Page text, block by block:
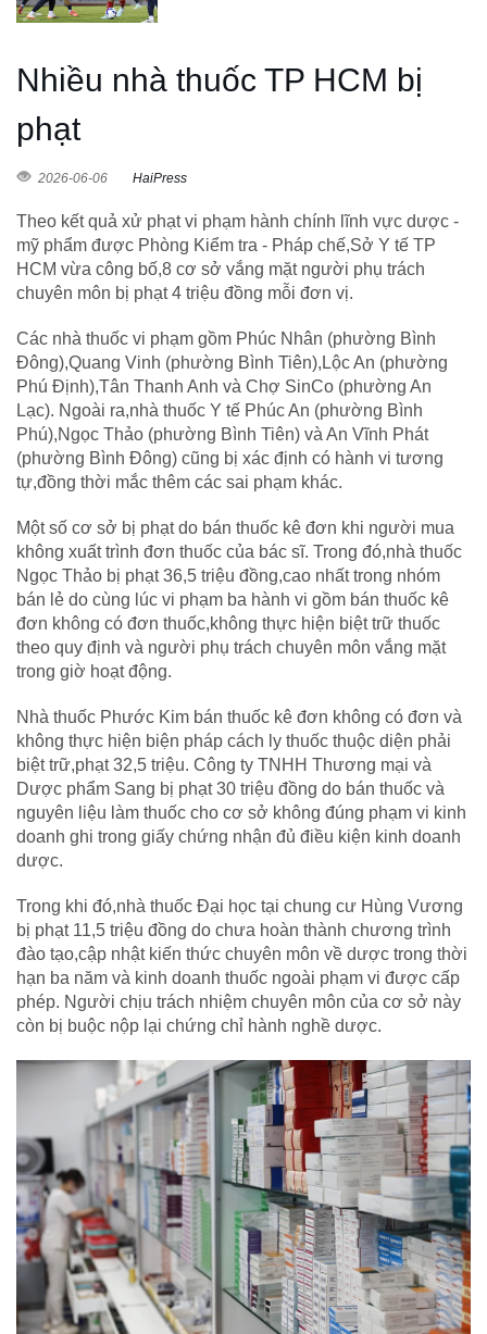
Nhiều nhà thuốc TP HCM bị
phạt
2026-06-06 HaiPress
Theo kết quả xử phạt vi phạm hành chính lĩnh vực dược -
mỹ phẩm được Phòng Kiểm tra - Pháp chế,Sở Y tế TP
HCM vừa công bố,8 cơ sở vắng mặt người phụ trách
chuyên môn bị phạt 4 triệu đồng mỗi đơn vị.
Các nhà thuốc vi phạm gồm Phúc Nhân (phường Bình
Đông),Quang Vinh (phường Bình Tiên),Lộc An (phường
Phú Định),Tân Thanh Anh và Chợ SinCo (phường An
Lạc). Ngoài ra,nhà thuốc Y tế Phúc An (phường Bình
Phú),Ngọc Thảo (phường Bình Tiên) và An Vĩnh Phát
(phường Bình Đông) cũng bị xác định có hành vi tương
tự,đồng thời mắc thêm các sai phạm khác.
Một số cơ sở bị phạt do bán thuốc kê đơn khi người mua
không xuất trình đơn thuốc của bác sĩ. Trong đó,nhà thuốc
Ngọc Thảo bị phạt 36,5 triệu đồng,cao nhất trong nhóm
bán lẻ do cùng lúc vi phạm ba hành vi gồm bán thuốc kê
đơn không có đơn thuốc,không thực hiện biệt trữ thuốc
theo quy định và người phụ trách chuyên môn vắng mặt
trong giờ hoạt động.
Nhà thuốc Phước Kim bán thuốc kê đơn không có đơn và
không thực hiện biện pháp cách ly thuốc thuộc diện phải
biệt trữ,phạt 32,5 triệu. Công ty TNHH Thương mại và
Dược phẩm Sang bị phạt 30 triệu đồng do bán thuốc và
nguyên liệu làm thuốc cho cơ sở không đúng phạm vi kinh
doanh ghi trong giấy chứng nhận đủ điều kiện kinh doanh
dược.
Trong khi đó,nhà thuốc Đại học tại chung cư Hùng Vương
bị phạt 11,5 triệu đồng do chưa hoàn thành chương trình
đào tạo,cập nhật kiến thức chuyên môn về dược trong thời
hạn ba năm và kinh doanh thuốc ngoài phạm vi được cấp
phép. Người chịu trách nhiệm chuyên môn của cơ sở này
còn bị buộc nộp lại chứng chỉ hành nghề dược.